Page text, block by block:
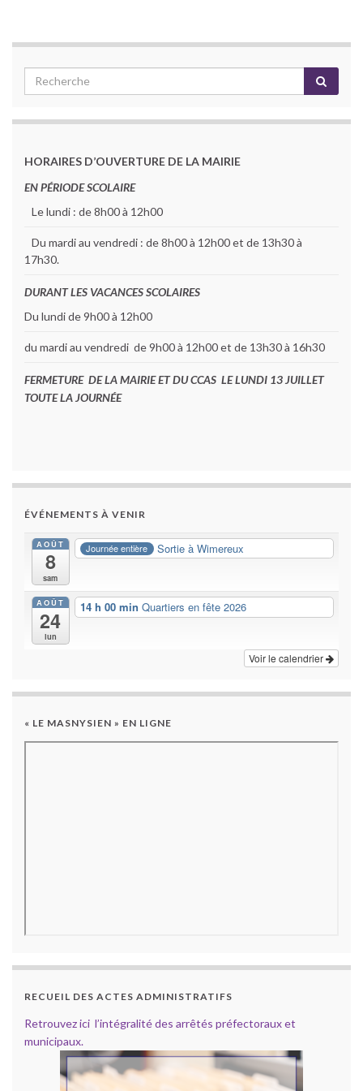
HORAIRES D’OUVERTURE DE LA MAIRIE
EN PÉRIODE SCOLAIRE
Le lundi : de 8h00 à 12h00
Du mardi au vendredi : de 8h00 à 12h00 et de 13h30 à
17h30.
DURANT LES VACANCES SCOLAIRES
Du lundi de 9h00 à 12h00
du mardi au vendredi de 9h00 à 12h00 et de 13h30 à 16h30
FERMETURE DE LA MAIRIE ET DU CCAS LE LUNDI 13 JUILLET
TOUTE LA JOURNÉE
ÉVÉNEMENTS À VENIR
AOÛT
8
sam
Journée entière Sortie à Wimereux
AOÛT
24
lun
14 h 00 min Quartiers en fête 2026
Voir le calendrier
« LE MASNYSIEN » EN LIGNE
RECUEIL DES ACTES ADMINISTRATIFS
Retrouvez ici l’intégralité des arrêtés préfectoraux et
municipaux.